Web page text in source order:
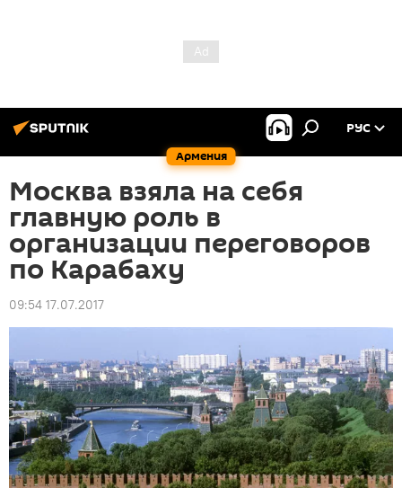
Армения
РУС
Москва взяла на себя
главную роль в
организации переговоров
по Карабаху
09:54 17.07.2017